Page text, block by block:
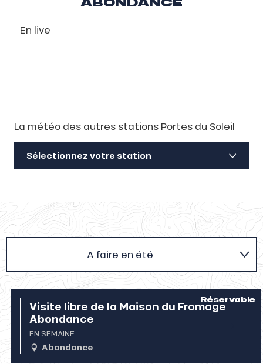
En live
La météo des autres stations Portes du Soleil
Sélectionnez votre station
A faire en été
A faire en hiver
Visite libre de la Maison du Fromage
Abondance
EN SEMAINE
Abondance
Réservable